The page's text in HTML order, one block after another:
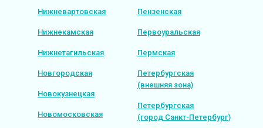
Нижневартовская
Нижнекамская
Нижнетагильская
Новгородская
Новокузнецкая
Новомосковская
Пензенская
Первоуральская
Пермская
Петербургская
(внешняя зона)
Петербургская
(город Санкт-Петербург)